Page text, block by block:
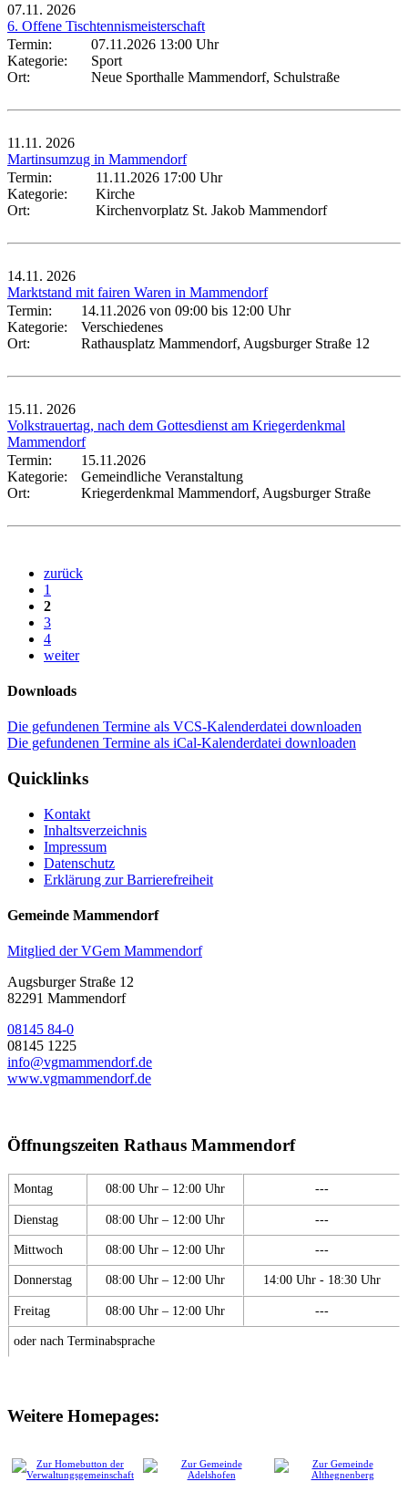
07.11. 2026
6. Offene Tischtennismeisterschaft
Termin:
07.11.2026 13:00 Uhr
Kategorie:
Sport
Ort:
Neue Sporthalle Mammendorf, Schulstraße
11.11. 2026
Martinsumzug in Mammendorf
Termin:
11.11.2026 17:00 Uhr
Kategorie:
Kirche
Ort:
Kirchenvorplatz St. Jakob Mammendorf
14.11. 2026
Marktstand mit fairen Waren in Mammendorf
Termin:
14.11.2026 von 09:00 bis 12:00 Uhr
Kategorie:
Verschiedenes
Ort:
Rathausplatz Mammendorf, Augsburger Straße 12
15.11. 2026
Volkstrauertag, nach dem Gottesdienst am Kriegerdenkmal
Mammendorf
Termin:
15.11.2026
Kategorie:
Gemeindliche Veranstaltung
Ort:
Kriegerdenkmal Mammendorf, Augsburger Straße
zurück
1
2
3
4
weiter
Downloads
Die gefundenen Termine als VCS-Kalenderdatei downloaden
Die gefundenen Termine als iCal-Kalenderdatei downloaden
Quicklinks
Kontakt
Inhaltsverzeichnis
Impressum
Datenschutz
Erklärung zur Barrierefreiheit
Gemeinde Mammendorf
Mitglied der VGem Mammendorf
Augsburger Straße 12
82291 Mammendorf
08145 84-0
08145 1225
info@vgmammendorf.de
www.vgmammendorf.de
Öffnungszeiten Rathaus Mammendorf
Montag 08:00 Uhr – 12:00 Uhr ---
Dienstag 08:00 Uhr – 12:00 Uhr ---
Mittwoch 08:00 Uhr – 12:00 Uhr ---
Donnerstag 08:00 Uhr – 12:00 Uhr 14:00 Uhr - 18:30 Uhr
Freitag 08:00 Uhr – 12:00 Uhr ---
oder nach Terminabsprache
Weitere Homepages: